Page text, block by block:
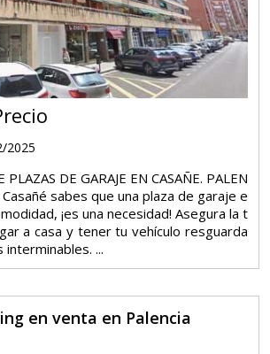
2025
PLAZAS DE GARAJE EN CASAÑE. PALEN
Casañé sabes que una plaza de garaje e
¡es una necesidad! Asegura la t
a casa y tener tu vehículo resguarda
...
en venta en Palencia